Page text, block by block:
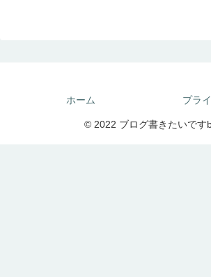
ホーム プラ
© 2022 ブログ書きたいです